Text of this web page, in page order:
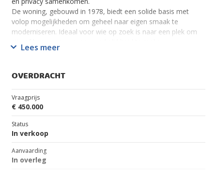
De woning, gebouwd in 1978, biedt een solide basis met
volop mogelijkheden om geheel naar eigen smaak te
moderniseren. Ideaal voor wie op zoek is naar een plek om
De begane grond beschikt over een lichte woonkamer met
omliggende landerijen. Via de hal bereik je de verdieping, het
toilet en inbouwkast. Daarnaast bevindt zich op de begane
geschikt maakt voor gelijkvloers wonen. De aan de keuken
aangrenzende bijkeuken geeft toegang tot de aangebouwde
garage.
Op de verdieping vind je maar liefst vier slaapkamers, een
badkamer en praktische bergruimte. Een ideale indeling voor
Lees meer
OVERDRACHT
Vraagprijs
€ 450.000
Status
In verkoop
Aanvaarding
In overleg